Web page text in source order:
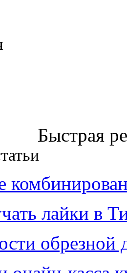
Быстрая
лайки в
обрезной